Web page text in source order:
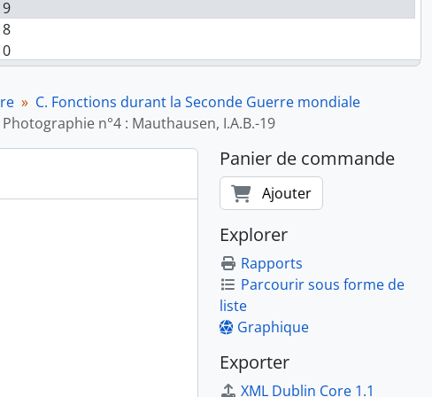
décéder le lendemain à 21 heures (24/4/1945)
au Nordhausen
4/1945)
4/1945)
de cadavres de Dachau
Chaque prisonnier a son numéro matricule tatoué sur le bras
attendent leur rapatriement sur l’aérodrome de Weimar
C. Fonctions durant la Seconde Guerre mondiale
Photographie n°4 : Mauthausen, I.A.B.-19
Panier de commande
Ajouter
Explorer
Rapports
Parcourir sous forme de
liste
Graphique
Exporter
XML Dublin Core 1.1